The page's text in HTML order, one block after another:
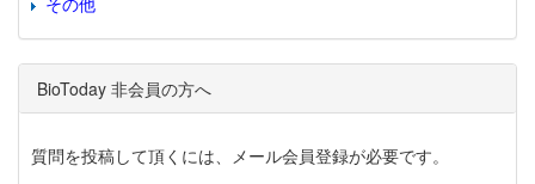
BioToday 非会員の方へ
質問を投稿して頂くには、メール会員登録が必要です。